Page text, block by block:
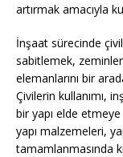
artırmak amacıyla
İnşaat sürecinde
sabitlemek,
elemanlarını bir
Çivilerin kullanımı,
bir yapı elde
yapı malzemeleri,
tamamlanmasında